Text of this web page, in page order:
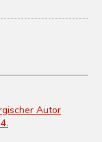
Autor